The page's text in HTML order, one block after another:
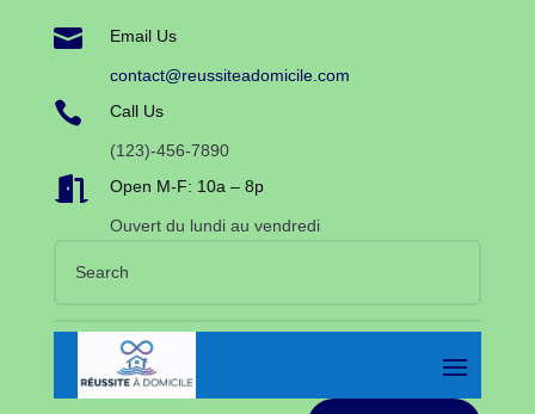
 Email Us
contact@reussiteadomicile.com
 Call Us
(123)-456-7890
 Open M-F: 10a – 8p
Ouvert du lundi au vendredi